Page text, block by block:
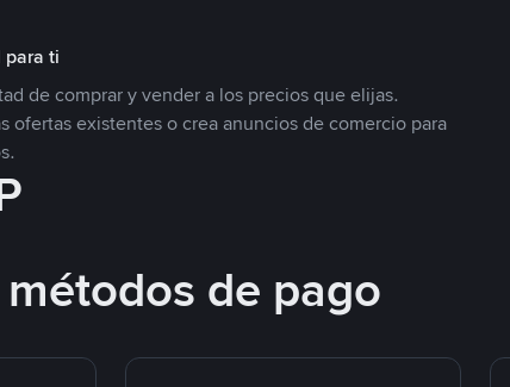
para ti
de comprar y vender a los precios que elijas.
ofertas existentes o crea anuncios de comercio para
de pago